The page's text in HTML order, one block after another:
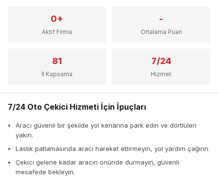
0+
Aktif Firma
-
Ortalama Puan
81
İl Kapsama
7/24
Hizmet
7/24 Oto Çekici Hizmeti İçin İpuçları
Aracı güvenli bir şekilde yol kenarına park edin ve dörtlüleri
yakın.
Lastik patlamasında aracı hareket ettirmeyin, yol yardım çağırın.
Çekici gelene kadar aracın önünde durmayın, güvenli
mesafede bekleyin.